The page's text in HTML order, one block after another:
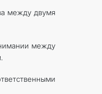
между двумя
между